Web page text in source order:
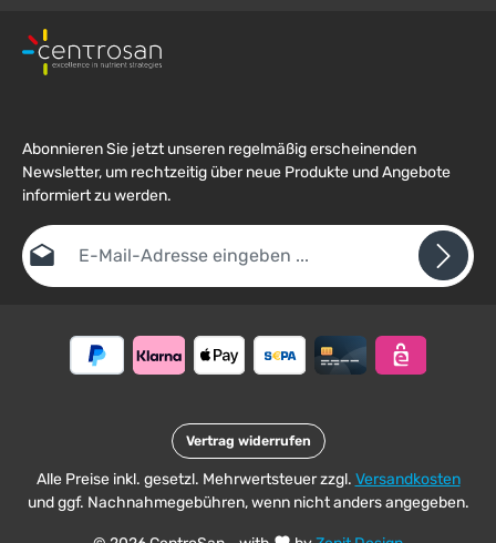
Abonnieren Sie jetzt unseren regelmäßig erscheinenden
Newsletter, um rechtzeitig über neue Produkte und Angebote
informiert zu werden.
E-Mail-Adresse*
Ich habe die Datenschutzbestimmungen zur Kenntnis
genommen und dieAGBgelesen und bin mit ihnen
Um weiterzugehen, geben Sie die oben abgebildeten Zeichen ein
Pflichtfelder.
Vertrag widerrufen
Alle Preise inkl. gesetzl. Mehrwertsteuer zzgl. Versandkosten
und ggf. Nachnahmegebühren, wenn nicht anders angegeben.